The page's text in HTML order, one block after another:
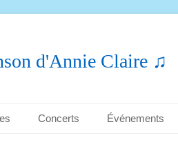
d'Annie Claire ♫
Concerts Événements